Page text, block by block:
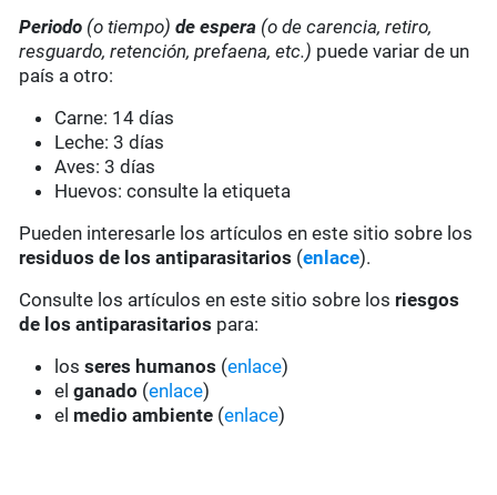
Periodo (o tiempo) de espera (o de carencia, retiro,
resguardo, retención, prefaena, etc.) puede variar de un
país a otro:
Carne: 14 días
Leche: 3 días
Aves: 3 días
Huevos: consulte la etiqueta
Pueden interesarle los artículos en este sitio sobre los
residuos de los antiparasitarios (enlace).
Consulte los artículos en este sitio sobre los riesgos
de los antiparasitarios para:
losseres humanos (enlace)
elganado (enlace)
el medio ambiente (enlace)